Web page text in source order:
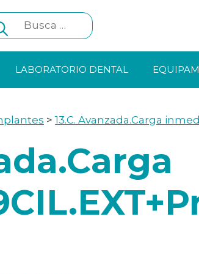
for:
LABORATORIO DENTAL
> 13.C. Avanzada.Carga